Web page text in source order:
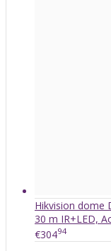
Hikvision dome
30 m IR+LED,
€30494